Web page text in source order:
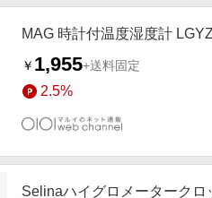
MAG 時計付温度湿度計
￥ 1,955+送料固定
2.5%
Selinaハイグロメーターク